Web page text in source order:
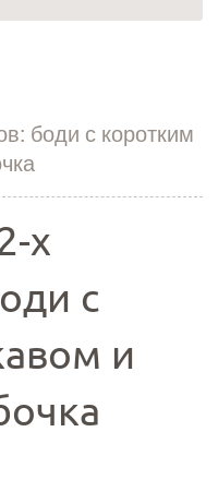
боди с коротким
х
с
и